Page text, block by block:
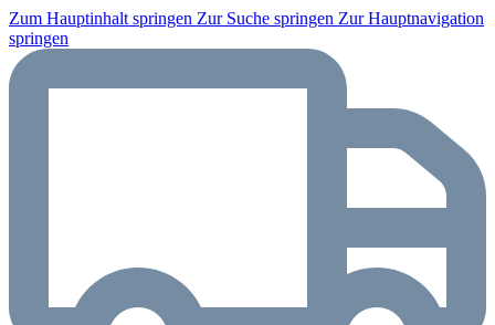
Zum Hauptinhalt springen Zur Suche springen Zur Hauptnavigation
springen